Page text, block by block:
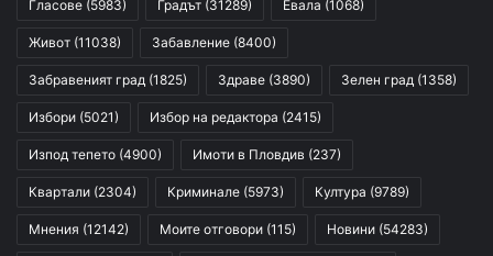
Гласове (5983) Градът (31289) Евала (1068)
Живот (11038) Забавление (8400)
Забравеният град (1825) Здраве (3890) Зелен град (1358)
Избори (5021) Избор на редактора (2415)
Изпод тепето (4900) Имоти в Пловдив (237)
Квартали (2304) Криминале (5973) Култура (9789)
Мнения (12142) Моите отговори (115) Новини (54283)